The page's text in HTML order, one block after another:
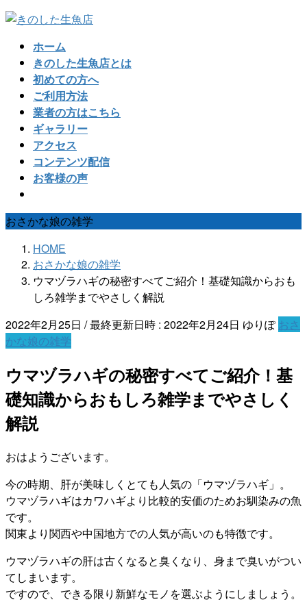
コ
ナ
ホーム
きのした生魚店とは
初めての方へ
ご利用方法
業者の方はこちら
ギャラリー
アクセス
コンテンツ配信
お客様の声
おさかな娘の雑学
HOME
おさかな娘の雑学
ウマヅラハギの秘密すべてご紹介！基礎知識からおも
しろ雑学までやさしく解説
2022年2月25日 / 最終更新日時 : 2022年2月24日 ゆりぽ おさ
かな娘の雑学
ウマヅラハギの秘密すべてご紹介！基
礎知識からおもしろ雑学までやさしく
解説
おはようございます。
今の時期、肝が美味しくとても人気の「ウマヅラハギ」。
ウマヅラハギはカワハギより比較的安価のためお馴染みの魚
です。
関東より関西や中国地方での人気が高いのも特徴です。
ウマヅラハギの肝は古くなると臭くなり、身まで臭いがつい
てしまいます。
ですので、できる限り新鮮なモノを選ぶようにしましょう。